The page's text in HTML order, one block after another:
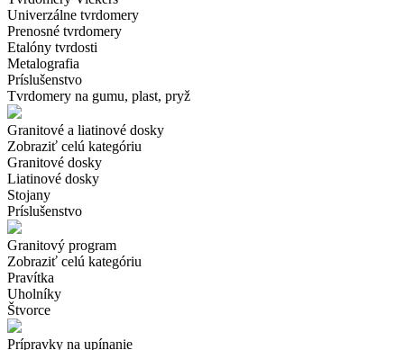
Univerzálne tvrdomery
Prenosné tvrdomery
Etalóny tvrdosti
Metalografia
Príslušenstvo
Tvrdomery na gumu, plast, pryž
Granitové a liatinové dosky
Zobraziť celú kategóriu
Granitové dosky
Liatinové dosky
Stojany
Príslušenstvo
Granitový program
Zobraziť celú kategóriu
Pravítka
Uholníky
Štvorce
Prípravky na upínanie